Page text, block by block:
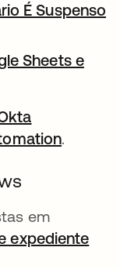
É Suspenso
Sheets e
.
em
expediente
guia